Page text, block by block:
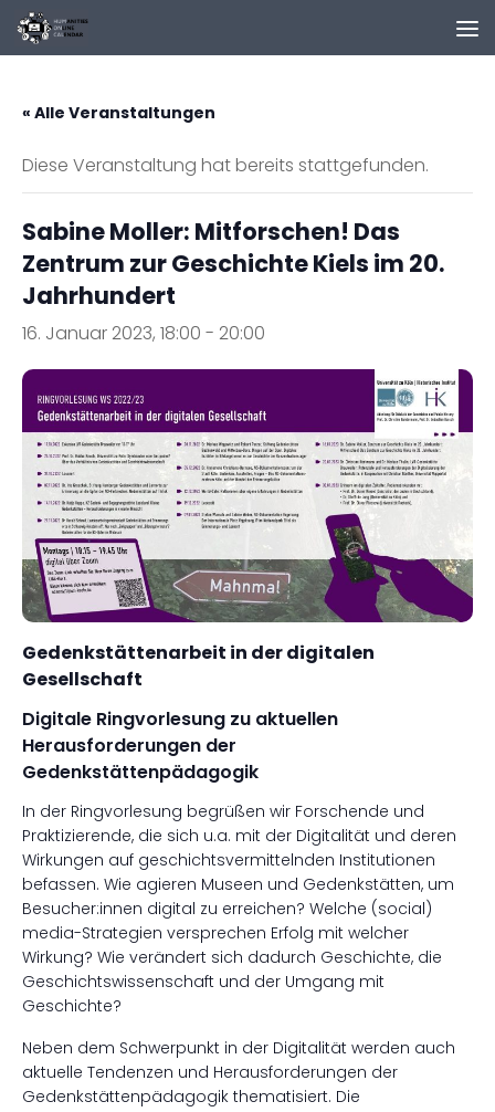
Zum Inhalt springen
« Alle Veranstaltungen
Diese Veranstaltung hat bereits stattgefunden.
Sabine Moller: Mitforschen! Das
Zentrum zur Geschichte Kiels im 20.
Jahrhundert
16. Januar 2023, 18:00 - 20:00
Gedenkstättenarbeit in der digitalen
Gesellschaft
Digitale Ringvorlesung zu aktuellen
Herausforderungen der
Gedenkstättenpädagogik
In der Ringvorlesung begrüßen wir Forschende und
Praktizierende, die sich u.a. mit der Digitalität und deren
Wirkungen auf geschichtsvermittelnden Institutionen
befassen. Wie agieren Museen und Gedenkstätten, um
Besucher:innen digital zu erreichen? Welche (social)
media-Strategien versprechen Erfolg mit welcher
Wirkung? Wie verändert sich dadurch Geschichte, die
Geschichtswissenschaft und der Umgang mit
Geschichte?
Neben dem Schwerpunkt in der Digitalität werden auch
aktuelle Tendenzen und Herausforderungen der
Gedenkstättenpädagogik thematisiert. Die